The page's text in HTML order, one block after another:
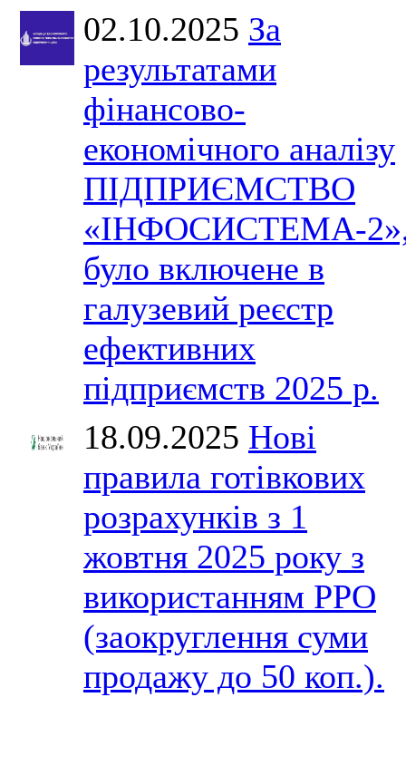
02.10.2025 За
результатами
фінансово-
економічного аналізу
ПІДПРИЄМСТВО
«ІНФОСИСТЕМА-
було включене в
галузевий реєстр
ефективних
підприємств 2025 р.
18.09.2025 Нові
правила готівкових
розрахунків з 1
жовтня 2025 року з
використанням РРО
(заокруглення суми
продажу до 50 коп.).